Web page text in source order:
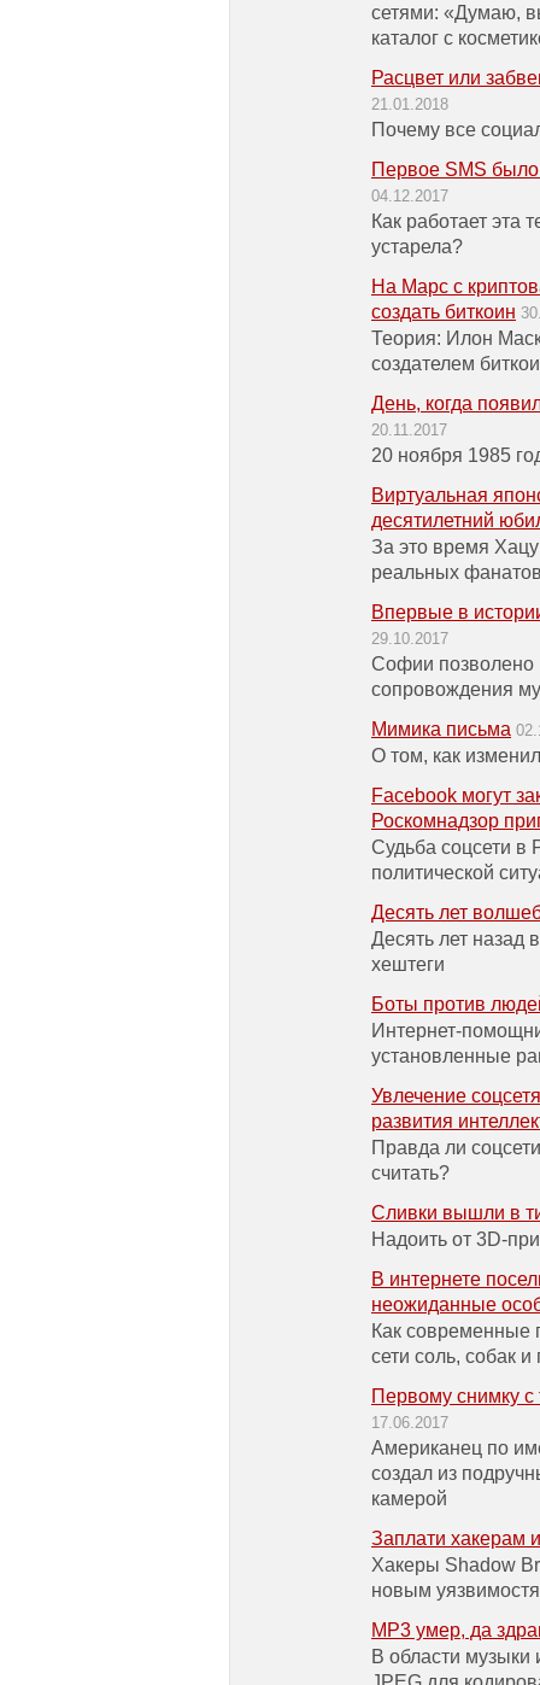
сетями: «Думаю,
каталог с
Расцвет или
21.01.2018
Почему все
Первое SMS было
04.12.2017
Как работает эта
устарела?
На Марс с
создать биткоин
Теория: Илон
создателем
День, когда
20.11.2017
20 ноября 1985
Виртуальная
десятилетний
За это время
реальных
Впервые в
29.10.2017
Софии позволено
сопровождения
Мимика письма
О том, как
Facebook могут
Роскомнадзор
Судьба соцсети в
политической
Десять лет
Десять лет назад
хештеги
Боты против
Интернет-
установленные
Увлечение
развития
Правда ли
считать?
Сливки вышли в
Надоить от 3D-
В интернете
неожиданные
Как современные
сети соль, собак и
Первому снимку с
17.06.2017
Американец по
создал из
камерой
Заплати хакерам
Хакеры Shadow
новым
MP3 умер, да
В области музыки